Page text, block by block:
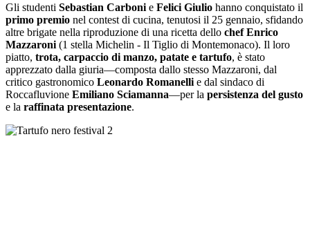
Gli studenti Sebastian Carboni e Felici Giulio hanno conquistato il
primo premio nel contest di cucina, tenutosi il 25 gennaio, sfidando
altre brigate nella riproduzione di una ricetta dello chef Enrico
Mazzaroni (1 stella Michelin - Il Tiglio di Montemonaco). Il loro
piatto, trota, carpaccio di manzo, patate e tartufo, è stato
apprezzato dalla giuria—composta dallo stesso Mazzaroni, dal
critico gastronomico Leonardo Romanelli e dal sindaco di
Roccafluvione Emiliano Sciamanna—per la persistenza del gusto
e la raffinata presentazione.